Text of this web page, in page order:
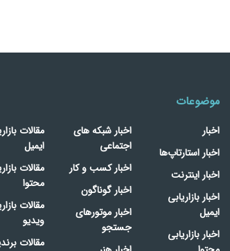
موضوعات
اخبار
اخبار استارتاپ‌ها
اخبار اینترنت
اخبار بازاریابی
ایمیل
اخبار بازاریابی
اخبار شبکه های
اجتماعی
اخبار کسب و کار
اخبار گوناگون
اخبار موتورهای
جستجو
مقالات
ایمیل
مقالات
محتوا
مقالات
ویدیو
مقالات